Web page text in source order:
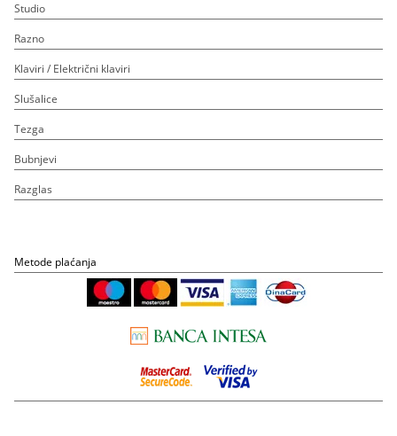
Studio
Razno
Klaviri / Električni klaviri
Slušalice
Tezga
Bubnjevi
Razglas
Metode plaćanja